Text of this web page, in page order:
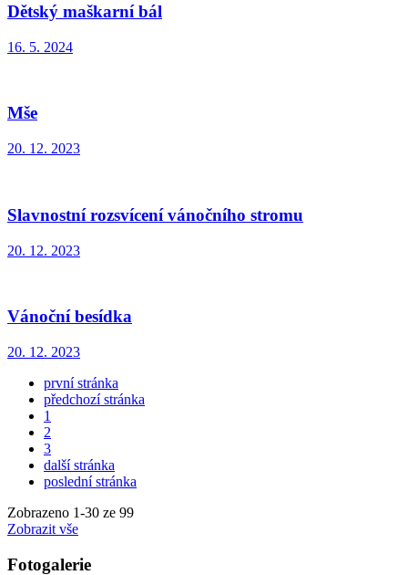
Dětský maškarní bál
16. 5. 2024
Mše
20. 12. 2023
Slavnostní rozsvícení vánočního stromu
20. 12. 2023
Vánoční besídka
20. 12. 2023
první stránka
předchozí stránka
1
2
3
další stránka
poslední stránka
Zobrazeno 1-30 ze 99
Zobrazit vše
Fotogalerie